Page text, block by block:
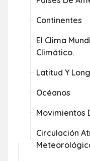
Continentes
El Clima
Climático.
Latitud Y
Océanos
Movimientos
Circulación